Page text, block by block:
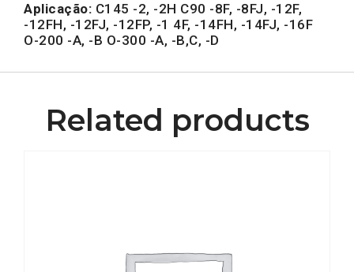
Aplicação: C145 -2, -2H C90 -8F, -8FJ, -12F,
-12FH, -12FJ, -12FP, -1 4F, -14FH, -14FJ, -16F
O-200 -A, -B O-300 -A, -B,C, -D
Related products